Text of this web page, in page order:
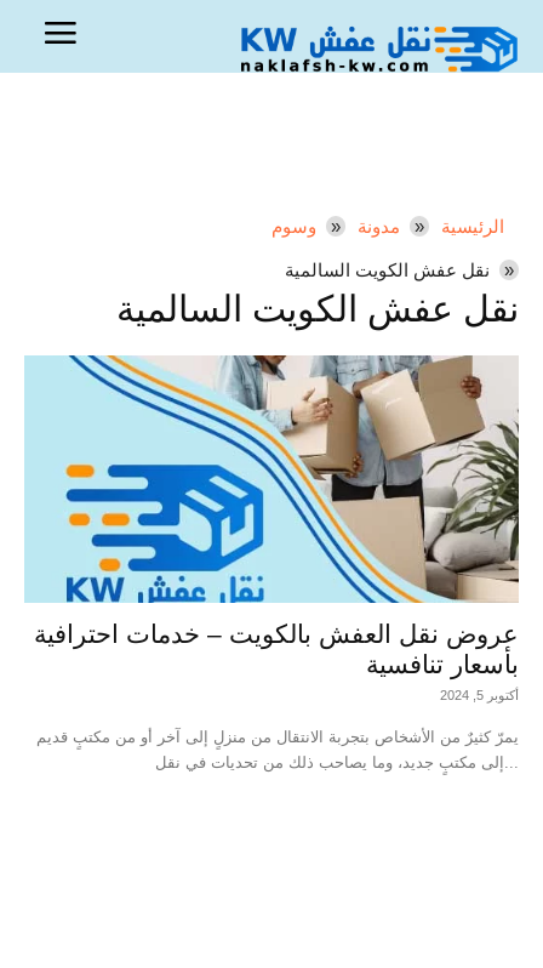
الرئيسية مدونة وسوم
نقل عفش الكويت السالمية
نقل عفش الكويت السالمية
عروض نقل العفش بالكويت – خدمات احترافية
بأسعار تنافسية
أكتوبر 5, 2024
يمرّ كثيرٌ من الأشخاص بتجربة الانتقال من منزلٍ إلى آخر أو من مكتبٍ قديم
إلى مكتبٍ جديد، وما يصاحب ذلك من تحديات في نقل...